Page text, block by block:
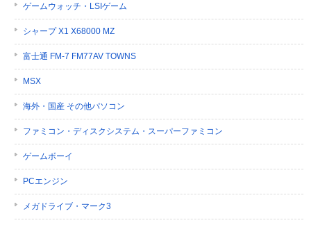
ゲームウォッチ・LSIゲーム
シャープ X1 X68000 MZ
富士通 FM-7 FM77AV TOWNS
MSX
海外・国産 その他パソコン
ファミコン・ディスクシステム・スーパーファミコン
ゲームボーイ
PCエンジン
メガドライブ・マーク3